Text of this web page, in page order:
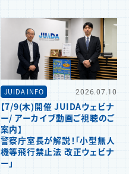
JUIDA INFO 2026.07.10
【7/9(木)開催 JUIDAウェビナ
ー/ アーカイブ動画ご視聴のご
案内】
警察庁室長が解説！「小型無人
機等飛行禁止法 改正ウェビナ
ー」